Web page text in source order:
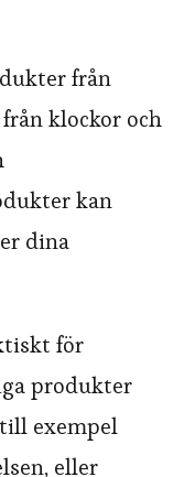
från
klockor och
kan
dina
för
produkter
exempel
eller